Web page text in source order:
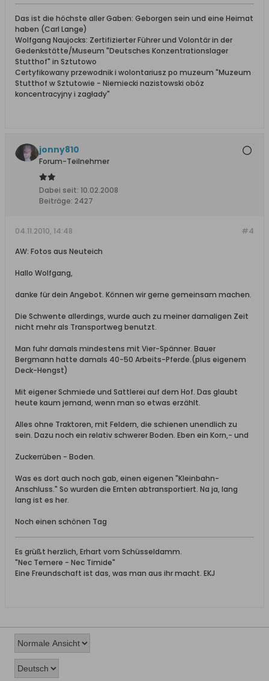
Das ist die höchste aller Gaben: Geborgen sein und eine Heimat
haben (Carl Lange)
Wolfgang Naujocks: Zertifizierter Führer und Volontär in der
Gedenkstätte/Museum "Deutsches Konzentrationslager
Stutthof" in Sztutowo
Certyfikowany przewodnik i wolontariusz po muzeum "Muzeum
Stutthof w Sztutowie - Niemiecki nazistowski obóz
koncentracyjny i zagłady"
jonny810
Forum-Teilnehmer
Dabei seit: 10.02.2008
Beiträge: 2427
#4
04.11.2010, 14:48
AW: Fotos aus Neuteich
Hallo Wolfgang,
danke für dein Angebot. Können wir gerne gemeinsam machen.
Die Schwente allerdings, wurde auch zu meiner damaligen Zeit
nicht mehr als Transportweg benutzt.
Man fuhr damals mindestens mit Vier-Spänner. Bauer
Bergmann hatte damals 40-50 Arbeits-Pferde.(plus eigenem
Deck-Hengst)
Mit eigener Schmiede und Sattlerei auf dem Hof. Das glaubt
heute kaum jemand, wenn man so etwas erzählt.
Alles ohne Traktoren, mit Feldern, die schienen unendlich zu
sein. Dazu noch ein relativ schwerer Boden. Eben ein Korn,- und
Zuckerrüben - Boden.
Was es dort auch noch gab, einen eigenen "Kleinbahn-
Anschluss." So wurden die Ernten abtransportiert. Na ja, lang
lang ist es her.
Noch einen schönen Tag
Es grüßt herzlich, Erhart vom Schüsseldamm.
"Nec Temere - Nec Timide"
Eine Freundschaft ist das, was man aus ihr macht. EKJ